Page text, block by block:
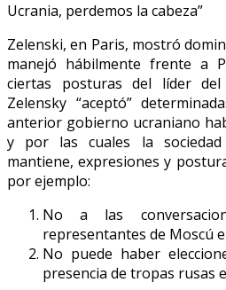
Ucrania, perdemos la cabeza”
Zelenski, en Paris, mostró
manejó hábilmente frente a
ciertas posturas del líder
Zelensky “aceptó”
anterior gobierno ucraniano
y por las cuales la
mantiene, expresiones y
por ejemplo:
No a las
representantes de Moscú
No puede haber
presencia de tropas rusas